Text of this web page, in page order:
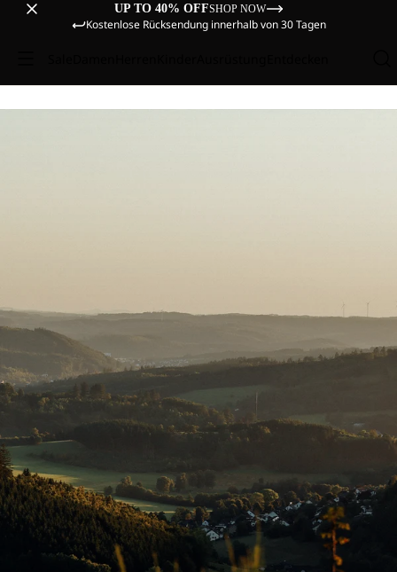
UP TO 40% OFFSHOP NOW
Kostenlose Rücksendung innerhalb von 30 Tagen